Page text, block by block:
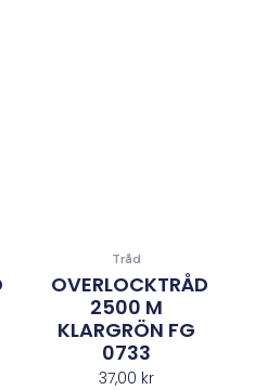
Tråd
OVERLOCKTRÅD
2500 M
KLARGRÖN FG
0733
37,00 kr